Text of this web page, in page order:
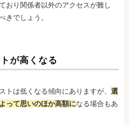
おり関係者以外のアクセスが難し
きでしょう。
が高くなる
トは低くなる傾向にありますが、 選
って思いのほか高額になる場合もあ